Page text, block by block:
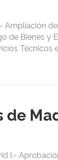
Ampliación
de Bienes y
Técnicos
de
I.-